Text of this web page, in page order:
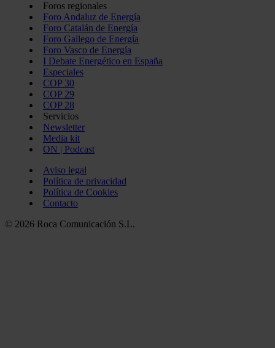
Foros regionales
Foro Andaluz de Energía
Foro Catalán de Energía
Foro Gallego de Energía
Foro Vasco de Energía
I Debate Energético en España
Especiales
COP 30
COP 29
COP 28
Servicios
Newsletter
Media kit
ON | Podcast
Aviso legal
Política de privacidad
Política de Cookies
Contacto
© 2026 Roca Comunicación S.L.